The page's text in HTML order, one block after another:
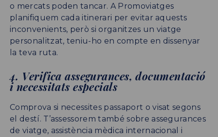
o mercats poden tancar. A Promoviatges
planifiquem cada itinerari per evitar aquests
inconvenients, però si organitzes un viatge
personalitzat, teniu-ho en compte en dissenyar
la teva ruta.
4. Verifica assegurances, documentació
i necessitats especials
Comprova si necessites passaport o visat segons
el destí. T’assessorem també sobre assegurances
de viatge, assistència mèdica internacional i